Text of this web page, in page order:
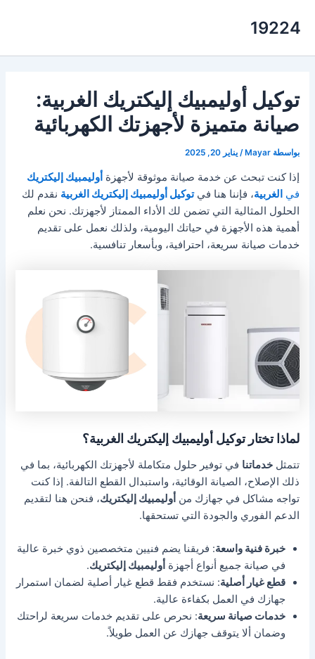
19224
توكيل أوليمبيك إليكتريك الغربية:
صيانة متميزة لأجهزتك الكهربائية
بواسطة Mayar
/يناير 20, 2025
إذا كنت تبحث عن خدمة صيانة موثوقة لأجهزة أوليمبيك إليكتريك
في الغربية، فإننا هنا في توكيل أوليمبيك إليكتريك الغربية نقدم لك
الحلول المثالية التي تضمن لك الأداء الممتاز لأجهزتك. نحن نعلم
أهمية هذه الأجهزة في حياتك اليومية، ولذلك نعمل على تقديم
خدمات صيانة سريعة، احترافية، وبأسعار تنافسية.
لماذا تختار توكيل أوليمبيك إليكتريك الغربية؟
تتمثلخدماتنا في توفير حلول متكاملة لأجهزتك الكهربائية، بما في
ذلك الإصلاح، الصيانة الوقائية، واستبدال القطع التالفة. إذا كنت
تواجه مشاكل في جهازك من أوليمبيك إليكتريك، فنحن هنا لتقديم
الدعم الفوري والجودة التي تستحقها.
خبرة فنية واسعة: فريقنا يضم فنيين متخصصين ذوي خبرة عالية
في صيانة جميع أنواع أجهزة أوليمبيك إليكتريك.
قطع غيار أصلية: نستخدم فقط قطع غيار أصلية لضمان استمرار
جهازك في العمل بكفاءة عالية.
خدمات صيانة سريعة: نحرص على تقديم خدمات سريعة لراحتك
وضمان ألا يتوقف جهازك عن العمل طويلاً.